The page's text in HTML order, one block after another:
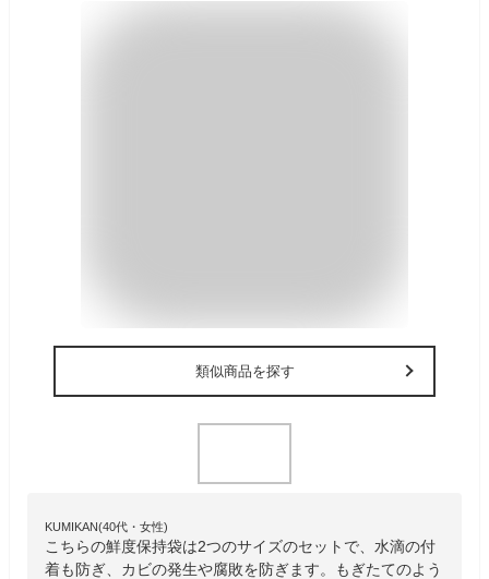
類似商品を探す
KUMIKAN(40代・女性)
こちらの鮮度保持袋は2つのサイズのセットで、水滴の付
着も防ぎ、カビの発生や腐敗を防ぎます。もぎたてのよう